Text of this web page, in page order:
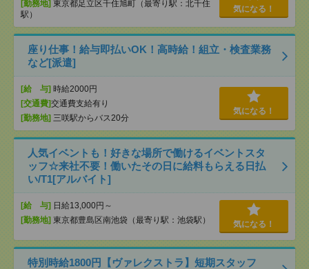
[勤務地] 東京都足立区千住旭町（最寄り駅：北千住
駅）
気になる！
座り仕事！給与即払いOK！高時給！組立・検査業務
など[派遣]
[給 与] 時給2000円
[交通費]交通費支給有り
[勤務地] 三咲駅からバス20分
気になる！
人気イベントも！好きな場所で働けるイベントスタ
ッフ☆来社不要！働いたその日に給料もらえる日払
い/T1[アルバイト]
[給 与] 日給13,000円～
[勤務地] 東京都豊島区南池袋（最寄り駅：池袋駅） 気になる！
特別時給1800円【ヴァレクストラ】短期スタッフ